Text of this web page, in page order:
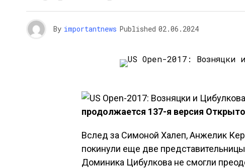
By importantnews Published 02.06.2024
продолжается 137-я версия
Вслед за Симоной Халеп, Анжелик
покинули еще две
Доминика Цибулкова не смогли